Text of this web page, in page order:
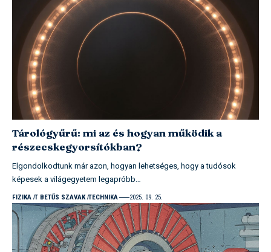
Tárológyűrű: mi az és hogyan működik a
részecskegyorsítókban?
Elgondolkodtunk már azon, hogyan lehetséges, hogy a tudósok
képesek a világegyetem legapróbb…
FIZIKA T BETŰS SZAVAK TECHNIKA 2025. 09. 25.